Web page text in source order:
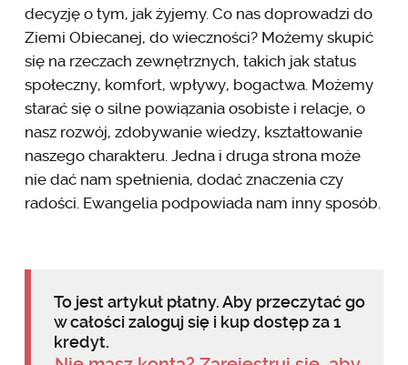
decyzję o tym, jak żyjemy. Co nas doprowadzi do
Ziemi Obiecanej, do wieczności? Możemy skupić
się na rzeczach zewnętrznych, takich jak status
społeczny, komfort, wpływy, bogactwa. Możemy
starać się o silne powiązania osobiste i relacje, o
nasz rozwój, zdobywanie wiedzy, kształtowanie
naszego charakteru. Jedna i druga strona może
nie dać nam spełnienia, dodać znaczenia czy
radości. Ewangelia podpowiada nam inny sposób.
To jest artykuł płatny. Aby przeczytać go
w całości zaloguj się i kup dostęp za 1
kredyt.